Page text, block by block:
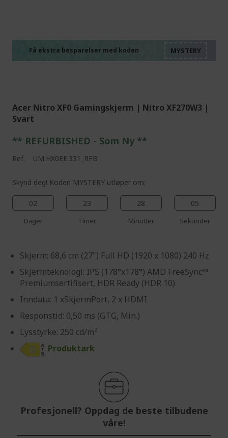
Få ekstra besparelser med koden
Acer Nitro XF0 Gamingskjerm | Nitro XF270W3 |
Svart
** REFURBISHED - Som Ny **
Ref. UM.HX0EE.331_RFB
Skynd deg! Koden MYSTERY utløper om:
02
Dager
23
Timer
28
Minutter
03
Sekunder
Skjerm: 68,6 cm (27") Full HD (1920 x 1080) 240 Hz
Skjermteknologi: IPS (178°x178°) AMD FreeSync™
Premiumsertifisert, HDR Ready (HDR 10)
Inndata: 1 xSkjermPort, 2 x HDMI
Responstid: 0,50 ms (GTG, Min.)
Lysstyrke: 250 cd/m²
Produktark
Profesjonell? Oppdag de beste tilbudene
våre!